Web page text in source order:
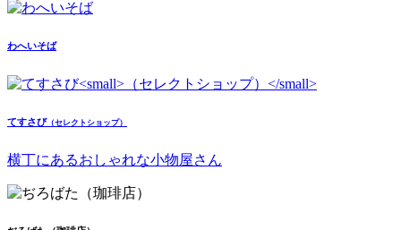
わへいそば
てすさび（セレクトショップ）
横丁にあるおしゃれな小物屋さん